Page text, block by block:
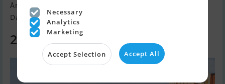
Årgang 2022, Gummibåd / Rib til salg
Danmark
27.200 DKK
Necessary
Analytics
Marketing
Accept Selection Accept All